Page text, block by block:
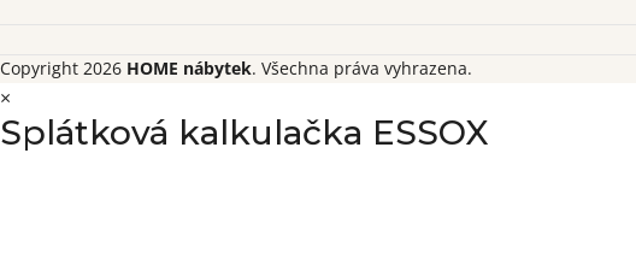
Copyright 2026 HOME nábytek. Všechna práva vyhrazena.
×
Splátková kalkulačka ESSOX